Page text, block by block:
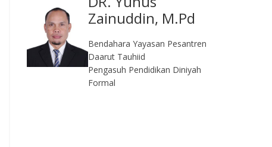
Zainuddin, M.Pd
Bendahara Yayasan Pesantren
Daarut Tauhiid
Pengasuh Pendidikan Diniyah
Formal